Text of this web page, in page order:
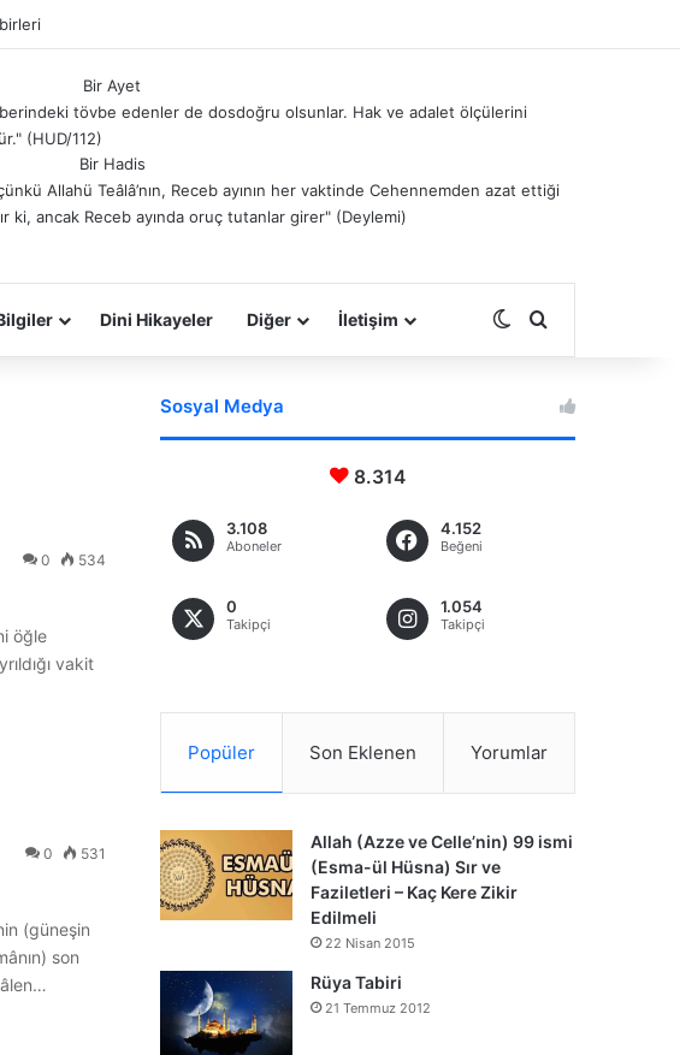
Bir Ayet
tövbe edenler de dosdoğru olsunlar. Hak ve adalet ölçülerini
(HUD/112)
Bir Hadis
Allahü Teâlâ’nın, Receb ayının her vaktinde Cehennemden azat ettiği
ki, ancak Receb ayında oruç tutanlar girer" (Deylemi)
Dini Hikayeler Diğer İletişim Dış görünümü
0 534
öğle
vakit
0 531
(güneşin
son
Sosyal Medya
8.314
3.108
Aboneler
4.152
Beğeni
0
Takipçi
1.054
Takipçi
Popüler Son Eklenen Yorumlar
Allah (Azze ve Celle’nin) 99 ismi
(Esma-ül Hüsna) Sır ve
Faziletleri – Kaç Kere Zikir
Edilmeli
22 Nisan 2015
Rüya Tabiri
21 Temmuz 2012